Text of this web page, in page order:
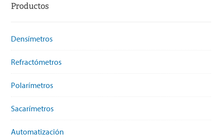
Productos
Densímetros
Refractómetros
Polarímetros
Sacarímetros
Automatización